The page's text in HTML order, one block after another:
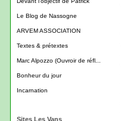
Le Blog de Nassogne
ARVEM ASSOCIATION
Textes & prétextes
Marc Alpozzo (Ouvroir de réfl...
Bonheur du jour
Incarnation
Sites Les Vans